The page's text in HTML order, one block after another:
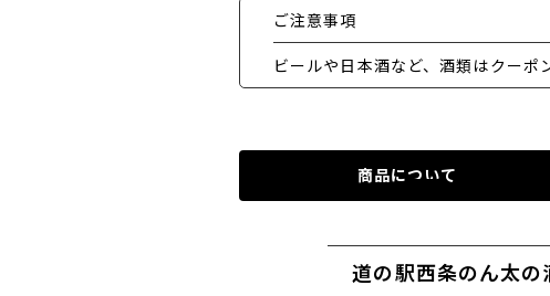
ご注意事項
ビールや日本酒など、酒類はクーポ
商品について
道の駅西条のん太